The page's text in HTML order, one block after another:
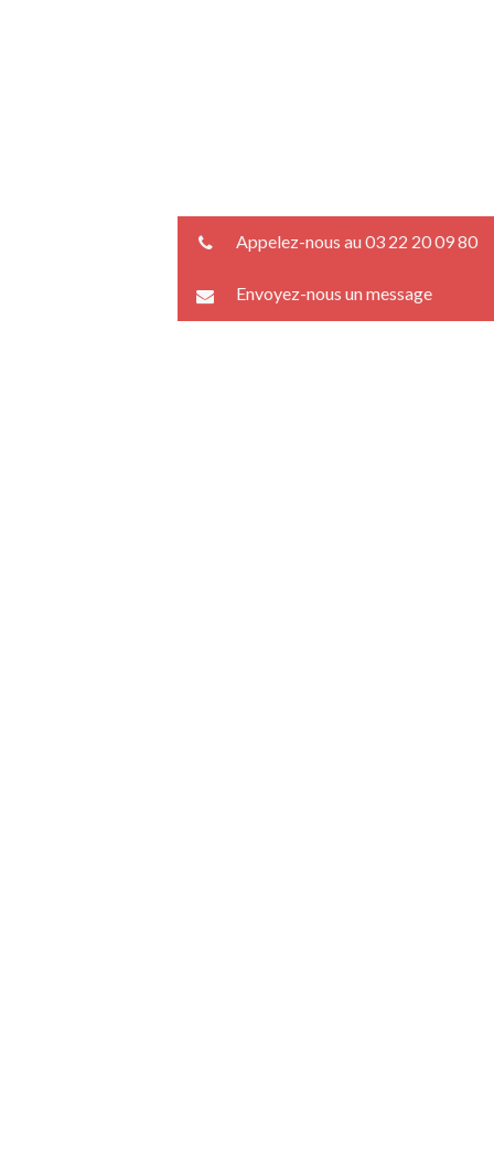
Appelez-nous au 03 22 20 09 80
Envoyez-nous un message